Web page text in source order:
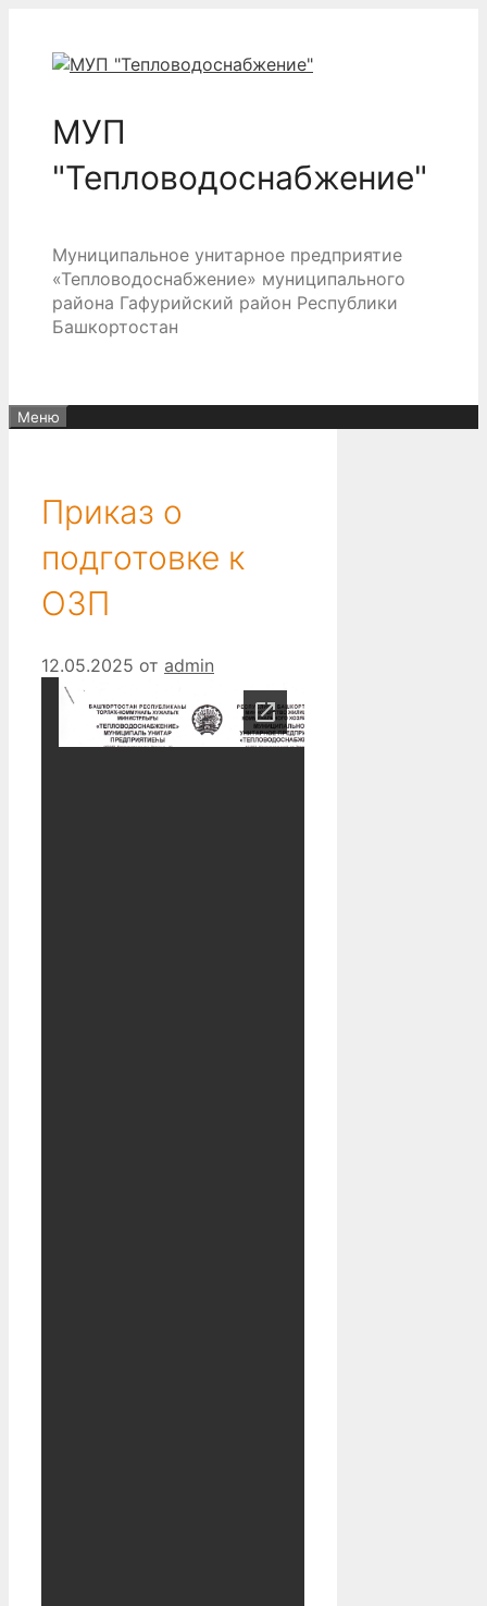
содержимому
МУП
"Тепловодоснабжение"
Муниципальное унитарное предприятие
«Тепловодоснабжение» муниципального
района Гафурийский район Республики
Башкортостан
Меню
Приказ о
подготовке к
ОЗП
12.05.2025 от admin